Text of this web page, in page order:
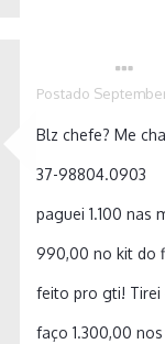
Postado
Blz chefe? Me
37-98804.0903
paguei 1.100 nas
990,00 no kit do
feito pro gti! Tirei
faço 1.300,00 nos